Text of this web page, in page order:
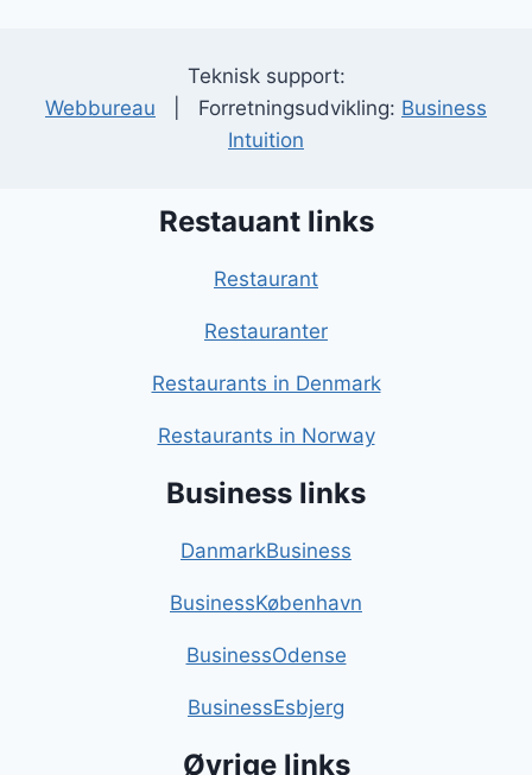
Teknisk support:
Webbureau | Forretningsudvikling: Business
Intuition
Restauant links
Restaurant
Restauranter
Restaurants in Denmark
Restaurants in Norway
Business links
DanmarkBusiness
BusinessKøbenhavn
BusinessOdense
BusinessEsbjerg
Øvrige links